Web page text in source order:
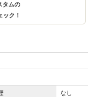
タムの
ック！
なし